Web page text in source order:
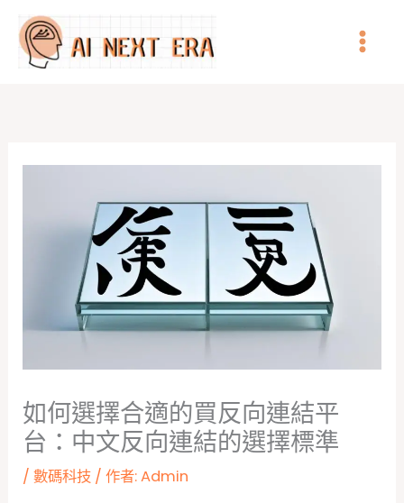
如何選擇合適的買反向連結平
台：中文反向連結的選擇標準
/數碼科技 / 作者:Admin